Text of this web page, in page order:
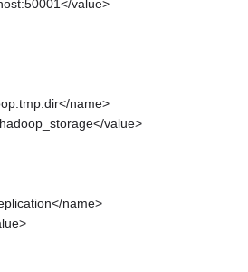
value>
name>
value>
name>